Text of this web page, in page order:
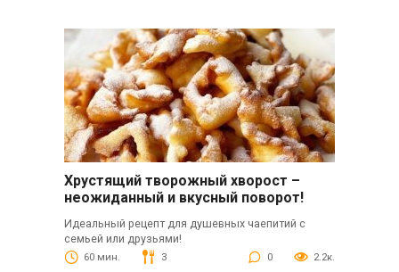
Хрустящий творожный хворост –
неожиданный и вкусный поворот!
Идеальный рецепт для душевных чаепитий с
семьей или друзьями!
60 мин. 3 0 2.2к.